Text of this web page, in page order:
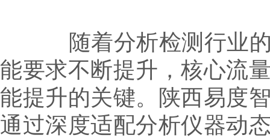
随着分析检测行业的
能要求不断提升，核心流
能提升的关键。陕西易度
通过深度适配分析仪器动